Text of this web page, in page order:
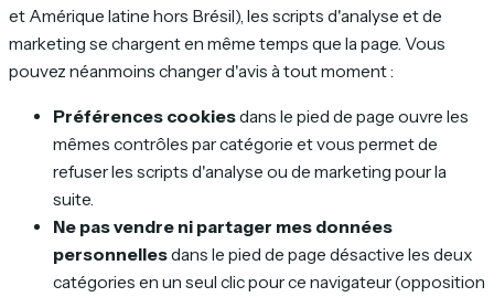
et Amérique latine hors Brésil), les scripts d'analyse et de
marketing se chargent en même temps que la page. Vous
pouvez néanmoins changer d'avis à tout moment :
Préférences cookiesdans le pied de page ouvre les
mêmes contrôles par catégorie et vous permet de
refuser les scripts d'analyse ou de marketing pour la
suite.
Ne pas vendre ni partager mes données
personnellesdans le pied de page désactive les deux
catégories en un seul clic pour ce navigateur (opposition